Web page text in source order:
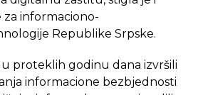
godine usvojila informaciju o
informaciono-
Republike Srpske.
u proteklih godinu dana izvršili
informacione bezbjednosti